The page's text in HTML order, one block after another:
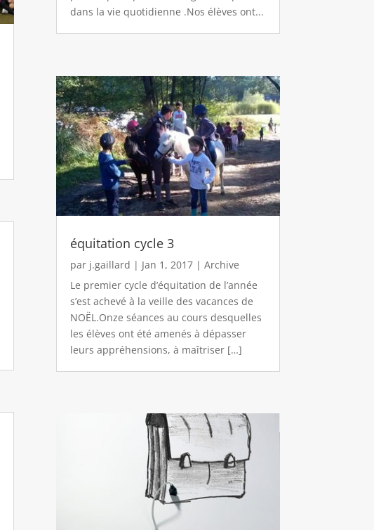
dans la vie quotidienne .Nos élèves ont...
équitation cycle 3
par j.gaillard | Jan 1, 2017| Archive
Le premier cycle d’équitation de l’année
s’est achevé à la veille des vacances de
NOËL.Onze séances au cours desquelles
les élèves ont été amenés à dépasser
leurs appréhensions, à maîtriser […]